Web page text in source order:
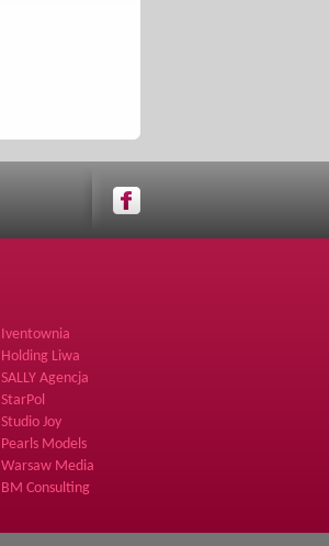
Iventownia
Holding Liwa
SALLY Agencja
Hostess i
Promotorów
StarPol
Studio Joy
Pearls Models
Joanna Jankowska
Warsaw Media
House spółka z o.o.
BM Consulting